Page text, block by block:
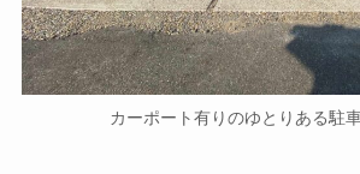
カーポート有りのゆとりある駐